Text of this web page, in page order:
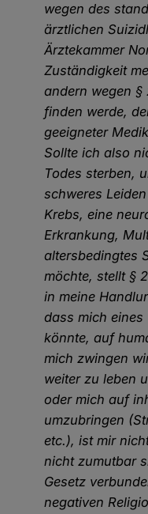
wegen des
ärztlichen
Ärztekammer
Zuständigkeit
andern wegen §
finden werde,
geeigneter
Sollte ich also
Todes sterben,
schweres
Krebs, eine
Erkrankung,
altersbedingtes
möchte, stellt §
in meine
dass mich
könnte, auf
mich zwingen
weiter zu leben
oder mich auf
umzubringen
etc.), ist mir
nicht zumutbar
Gesetz
negativen